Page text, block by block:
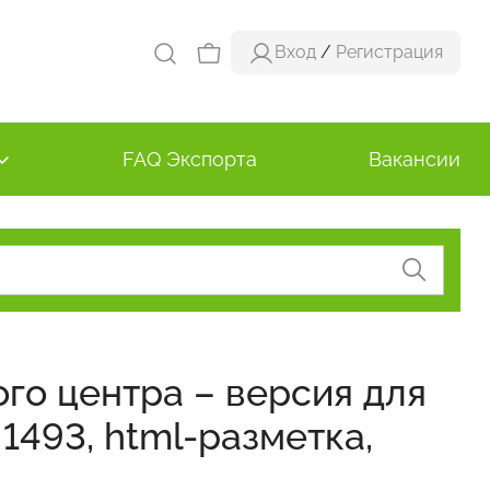
Вход / Регистрация
FAQ Экспорта Вакансии
центра – версия для
html-разметка,